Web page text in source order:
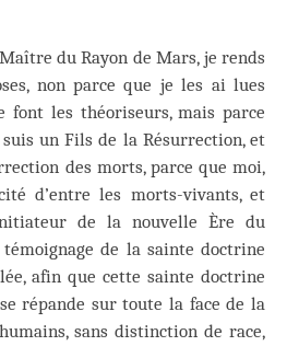
du Rayon de Mars, je rends
non parce que je les ai lues
font les théoriseurs, mais parce
un Fils de la Résurrection, et
des morts, parce que moi,
d’entre les morts-vivants, et
de la nouvelle Ère du
de la sainte doctrine
afin que cette sainte doctrine
répande sur toute la face de la
sans distinction de race,